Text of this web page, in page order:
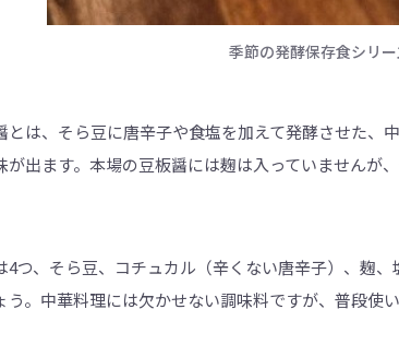
季節の発酵保存食シリ
とは、そら豆に唐辛子や食塩を加えて発酵させた、
が出ます。本場の豆板醤には麹は入っていませんが
4つ、そら豆、コチュカル（辛くない唐辛子）、麹
う。中華料理には欠かせない調味料ですが、普段使